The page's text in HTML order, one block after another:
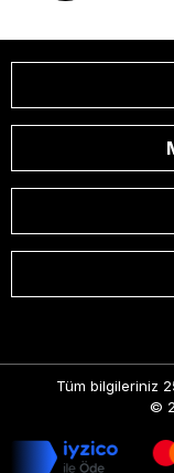
Tüm bilgileriniz
©